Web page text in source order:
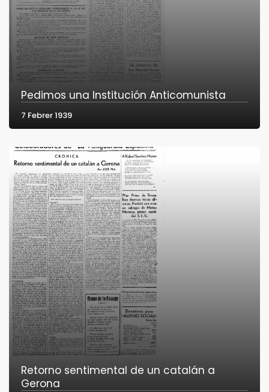
Pedimos una Institución Anticomunista
7 Febrer 1939
Retorno sentimental de un catalán a
Gerona